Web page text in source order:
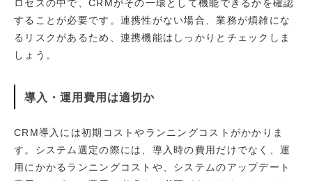
ロセスの中で、CRMがその一環として機能できるかを確認
することが必要です。連携性がない場合、業務が煩雑にな
るリスクがあるため、連携機能はしっかりとチェックしま
しょう。
導入・運用費用は適切か
CRM導入には初期コストやランニングコストがかかりま
す。システム選定の際には、導入時の費用だけでなく、運
用にかかるランニングコストや、システムのアップデート